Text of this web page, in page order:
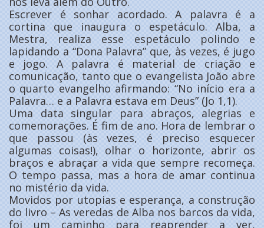
Escrever é sonhar acordado. A palavra é a
cortina que inaugura o espetáculo. Alba, a
Mestra, realiza esse espetáculo polindo e
lapidando a “Dona Palavra” que, às vezes, é jugo
e jogo. A palavra é material de criação e
comunicação, tanto que o evangelista João abre
o quarto evangelho afirmando: “No início era a
Palavra… e a Palavra estava em Deus” (Jo 1,1).
Uma data singular para abraços, alegrias e
comemorações. É fim de ano. Hora de lembrar o
que passou (às vezes, é preciso esquecer
algumas coisas!), olhar o horizonte, abrir os
braços e abraçar a vida que sempre recomeça.
O tempo passa, mas a hora de amar continua
no mistério da vida.
Movidos por utopias e esperança, a construção
do livro – As veredas de Alba nos barcos da vida,
foi um caminho para reaprender a ver,